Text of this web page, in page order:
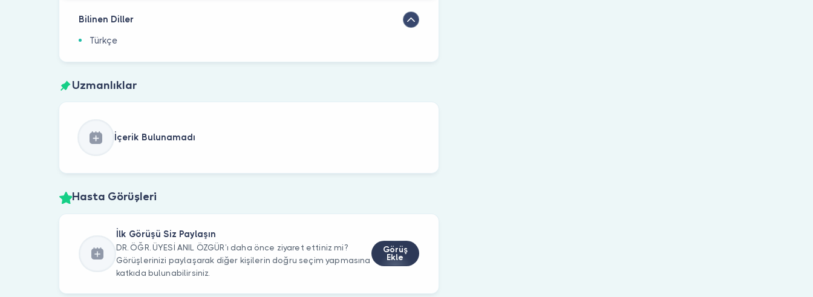
Bilinen Diller
Türkçe
Uzmanlıklar
İçerik Bulunamadı
Hasta Görüşleri
İlk Görüşü Siz Paylaşın
DR. ÖĞR. ÜYESİ ANIL ÖZGÜR’ı daha önce ziyaret ettiniz mi?
Görüşlerinizi paylaşarak diğer kişilerin doğru seçim yapmasına
katkıda bulunabilirsiniz.
Görüş
Ekle